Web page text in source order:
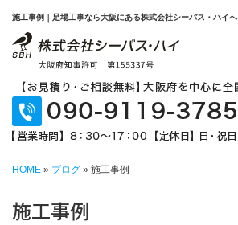
施工事例｜足場工事なら大阪にある株式会社シーバス・ハイへ
HOME » ブログ » 施工事例
施工事例